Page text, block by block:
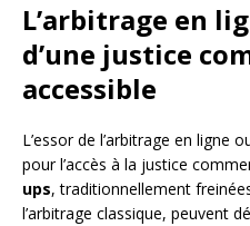
L’arbitrage en
d’une justice
accessible
L’essor de l’arbitrage en ligne
pour l’accès à la justice
ups, traditionnellement
l’arbitrage classique, peuvent